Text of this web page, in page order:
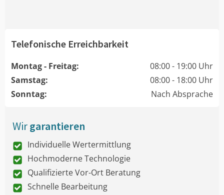
Telefonische Erreichbarkeit
Montag - Freitag:
08:00 - 19:00 Uhr
Samstag:
08:00 - 18:00 Uhr
Sonntag:
Nach Absprache
Wirgarantieren
Individuelle Wertermittlung
Hochmoderne Technologie
Qualifizierte Vor-Ort Beratung
Schnelle Bearbeitung